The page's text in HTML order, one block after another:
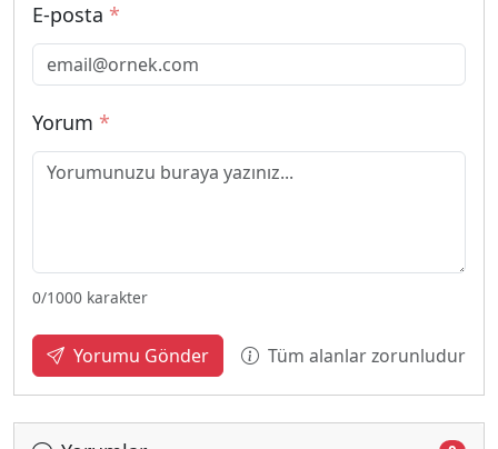
E-posta *
Yorum *
0/1000 karakter
Yorumu Gönder Tüm alanlar zorunludur